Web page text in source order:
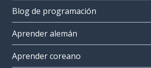
Blog de programación
Aprender alemán
Aprender coreano